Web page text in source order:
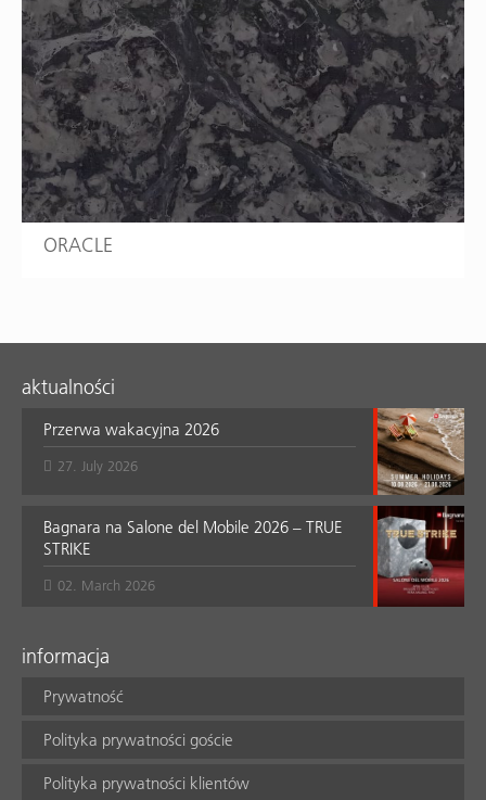
ORACLE
aktualności
Przerwa wakacyjna 2026
27. July 2026
Bagnara na Salone del Mobile 2026 – TRUE
STRIKE
02. March 2026
informacja
Prywatność
Polityka prywatności goście
Polityka prywatności klientów